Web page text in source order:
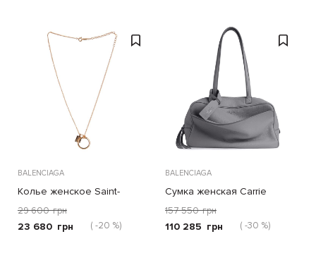
BALENCIAGA
Колье женское Saint-
Germain
29 600 грн
23 680 грн ( -20 %)
BALENCIAGA
Сумка женская Carrie
157 550 грн
110 285 грн ( -30 %)